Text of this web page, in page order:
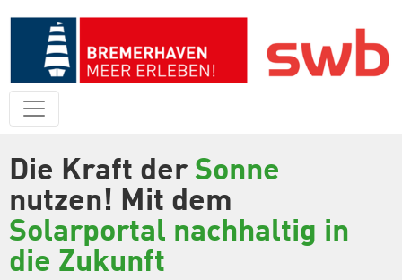
Die Kraft der Sonne
nutzen! Mit dem
Solarportal nachhaltig in
die Zukunft